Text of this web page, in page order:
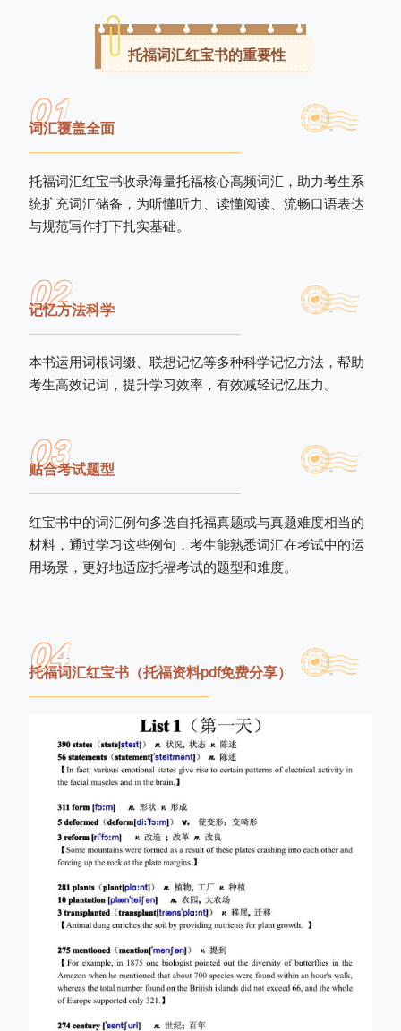
托福词汇红宝书的重要性
01
词汇覆盖全面
托福词汇红宝书收录海量托福核心高频词汇，助力考生系
统扩充词汇储备，为听懂听力、读懂阅读、流畅口语表达
与规范写作打下扎实基础。
02
记忆方法科学
本书运用词根词缀、联想记忆等多种科学记忆方法，帮助
考生高效记词，提升学习效率，有效减轻记忆压力。
03
贴合考试题型
红宝书中的词汇例句多选自托福真题或与真题难度相当的
材料，通过学习这些例句，考生能熟悉词汇在考试中的运
用场景，更好地适应托福考试的题型和难度。
04
托福词汇红宝书（托福资料pdf免费分享）